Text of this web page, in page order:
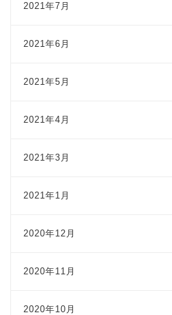
2021年7月
2021年6月
2021年5月
2021年4月
2021年3月
2021年1月
2020年12月
2020年11月
2020年10月